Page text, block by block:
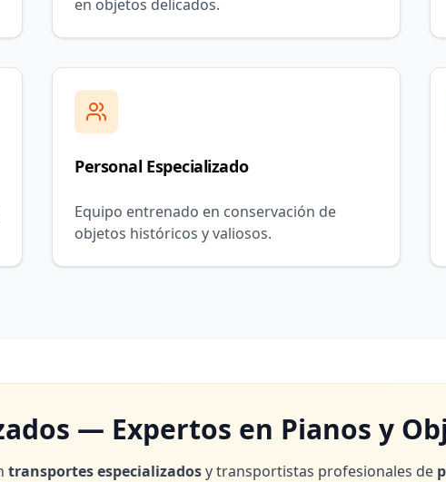
en objetos delicados.
Personal Especializado
Equipo entrenado en conservación de
objetos históricos y valiosos.
— Expertos en Pianos y
transportes especializadosy transportistas profesionales de